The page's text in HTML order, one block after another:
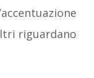
riguardano